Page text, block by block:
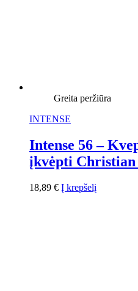
Greita peržiūra
INTENSE
Intense 56 –
įkvėpti
18,89 € Į krepšelį